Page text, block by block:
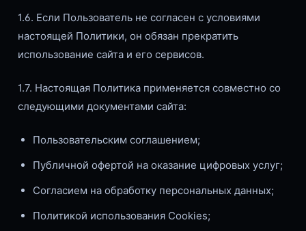
1.6. Если Пользователь не согласен с условиями
настоящей Политики, он обязан прекратить
использование сайта и его сервисов.
1.7. Настоящая Политика применяется совместно со
следующими документами сайта:
Пользовательским соглашением;
Публичной офертой на оказание цифровых услуг;
Согласием на обработку персональных данных;
Политикой использования Cookies;